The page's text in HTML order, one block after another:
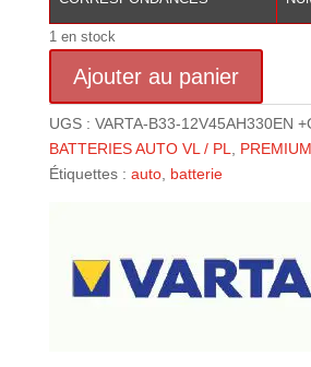
1 en stock
BATTERIE
330
(EN)
Ajouter au panier
UGS : VARTA-B33-12V45AH330EN
BATTERIES AUTO VL / PL
Étiquettes : auto, batterie